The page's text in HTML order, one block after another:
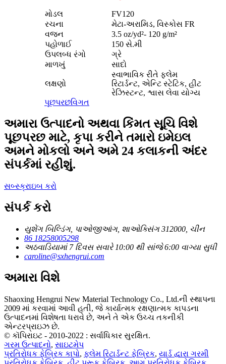
મોડલ
FV120
રચના
મેટા-અરામિડ, વિસ્કોસ FR
વજન
3.5 oz/yd²- 120 g/m²
પહોળાઈ
150 સે.મી
ઉપલબ્ધ રંગો
ગ્રે
માળખું
સાદો
લક્ષણો
સ્વાભાવિક રીતે ફ્લેમ
રિટાર્ડન્ટ, એન્ટિ સ્ટેટિક, હીટ
રેઝિસ્ટન્ટ, શ્વાસ લેવા યોગ્ય
પૂછપરછવિગત
અમારા ઉત્પાદનો અથવા કિંમત સૂચિ વિશે
પૂછપરછ માટે, કૃપા કરીને તમારો ઇમેઇલ
અમને મોકલો અને અમે 24 કલાકની અંદર
સંપર્કમાં રહીશું.
સબ્સ્ક્રાઇબ કરો
સંપર્ક કરો
યુશેંગ બિલ્ડિંગ, પાઓજીઆંગ, શાઓક્સિંગ 312000, ચીન
86 18258005298
અઠવાડિયામાં 7 દિવસ સવારે 10:00 થી સાંજે 6:00 વાગ્યા સુધી
caroline@sxhengrui.com
અમારા વિશે
Shaoxing Hengrui New Material Technology Co., Ltd.ની સ્થાપના
2009 માં કરવામાં આવી હતી, જે કાર્યાત્મક રક્ષણાત્મક કાપડના
ઉત્પાદનમાં વિશેષતા ધરાવે છે, અને તે એક ઉચ્ચ તકનીકી
એન્ટરપ્રાઇઝ છે.
© કૉપિરાઇટ - 2010-2022 : સર્વાધિકાર સુરક્ષિત.
ગરમ ઉત્પાદનો, સાઇટમેપ
પ્રતિરોધક ફેબ્રિક કાપો, ફ્લેમ રિટાર્ડન્ટ ફેબ્રિક, યાર્ડ દ્વારા ગરમી